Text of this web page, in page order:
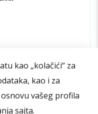
kao „kolačići“ za
kao i za
vašeg profila
sajta.